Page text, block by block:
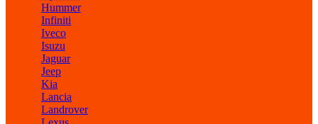
Hummer
Infiniti
Iveco
Isuzu
Jaguar
Jeep
Kia
Lancia
Landrover